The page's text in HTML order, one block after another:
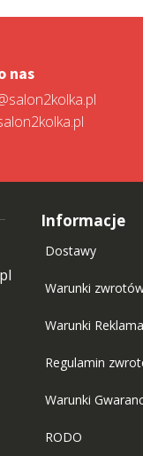
nas
Informacje
Dostawy
Warunki
Warunki
Regulamin
Warunki
RODO